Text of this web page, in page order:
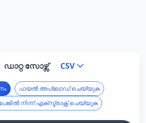
ഡാറ്റ സോഴ്സ് CSV
ഫയൽ അപ്‌ലോഡ് ചെയ്യുക
നിന്ന് എക്സ്ട്രാക്റ്റ് ചെയ്യുക